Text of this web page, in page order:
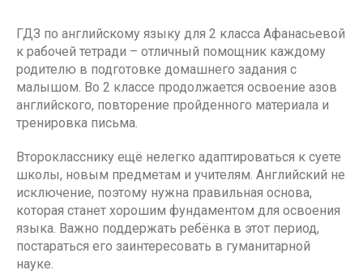
ГДЗ по английскому языку для 2 класса Афанасьевой
к рабочей тетради – отличный помощник каждому
родителю в подготовке домашнего задания с
малышом. Во 2 классе продолжается освоение азов
английского, повторение пройденного материала и
тренировка письма.
Второкласснику ещё нелегко адаптироваться к суете
школы, новым предметам и учителям. Английский не
исключение, поэтому нужна правильная основа,
которая станет хорошим фундаментом для освоения
языка. Важно поддержать ребёнка в этот период,
постараться его заинтересовать в гуманитарной
науке.